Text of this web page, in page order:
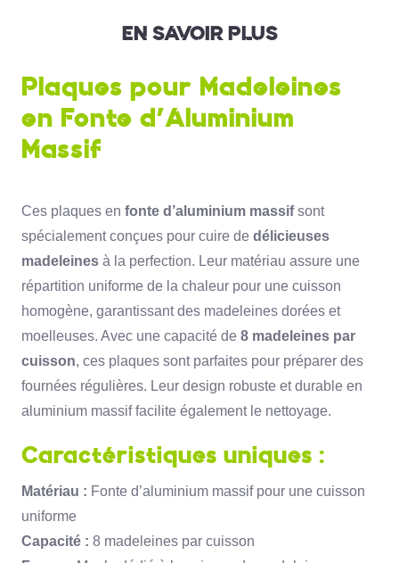
farcies
39,99 €
J'achète
EN SAVOIR PLUS
Plaques pour Madeleines
en Fonte d'Aluminium
Massif
Ces plaques en fonte d’aluminium massifsont
spécialement conçues pour cuire de délicieuses
madeleines à la perfection. Leur matériau assure une
répartition uniforme de la chaleur pour une cuisson
homogène, garantissant des madeleines dorées et
moelleuses. Avec une capacité de 8 madeleines par
cuisson, ces plaques sont parfaites pour préparer des
fournées régulières. Leur design robuste et durable en
aluminium massif facilite également le nettoyage.
Caractéristiques uniques :
Matériau : Fonte d’aluminium massif pour une cuisson
uniforme
Capacité : 8 madeleines par cuisson